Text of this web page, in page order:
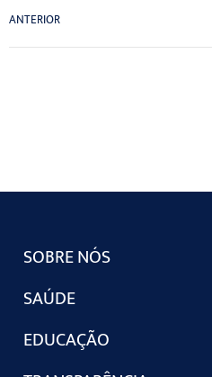
ANTERIOR
SOBRE NÓS
SAÚDE
EDUCAÇÃO